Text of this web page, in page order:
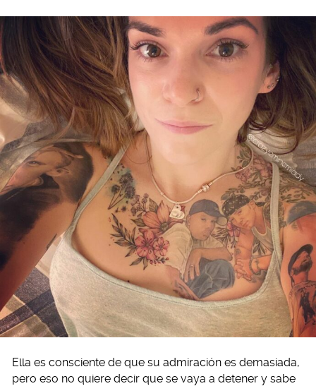
Ella es consciente de que su admiración es demasiada,
pero eso no quiere decir que se vaya a detener y sabe